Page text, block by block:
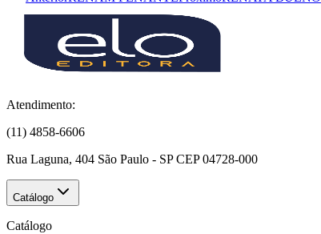
Atendimento:
(11) 4858-6606
Rua Laguna, 404 São Paulo - SP CEP 04728-000
Catálogo
Catálogo